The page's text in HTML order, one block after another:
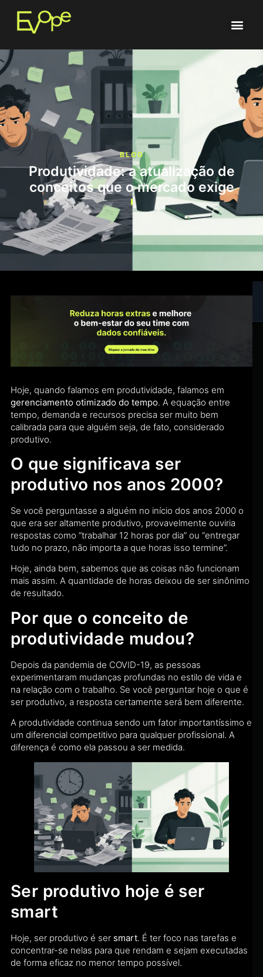
BLOG
Produtividade: a atualização de
conceitos que o mercado exige
Hoje, quando falamos em produtividade, falamos em
gerenciamento otimizado do tempo. A equação entre
tempo, demanda e recursos precisa ser muito bem
calibrada para que alguém seja, de fato, considerado
produtivo.
O que significava ser
produtivo nos anos 2000?
Se você perguntasse a alguém no início dos anos 2000 o
que era ser altamente produtivo, provavelmente ouviria
respostas como “trabalhar 12 horas por dia” ou “entregar
tudo no prazo, não importa a que horas isso termine”.
Hoje, ainda bem, sabemos que as coisas não funcionam
mais assim. A quantidade de horas deixou de ser sinônimo
de resultado.
Por que o conceito de
produtividade mudou?
Depois da pandemia de COVID-19, as pessoas
experimentaram mudanças profundas no estilo de vida e
na relação com o trabalho. Se você perguntar hoje o que é
ser produtivo, a resposta certamente será bem diferente.
A produtividade continua sendo um fator importantíssimo e
um diferencial competitivo para qualquer profissional. A
diferença é como ela passou a ser medida.
Ser produtivo hoje é ser
smart
Hoje, ser produtivo é ser smart. É ter foco nas tarefas e
concentrar-se nelas para que rendam e sejam executadas
de forma eficaz no menor tempo possível.